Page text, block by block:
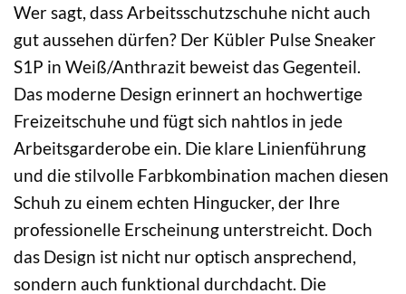
Wer sagt, dass Arbeitsschutzschuhe nicht auch
gut aussehen dürfen? Der Kübler Pulse Sneaker
S1P in Weiß/Anthrazit beweist das Gegenteil.
Das moderne Design erinnert an hochwertige
Freizeitschuhe und fügt sich nahtlos in jede
Arbeitsgarderobe ein. Die klare Linienführung
und die stilvolle Farbkombination machen diesen
Schuh zu einem echten Hingucker, der Ihre
professionelle Erscheinung unterstreicht. Doch
das Design ist nicht nur optisch ansprechend,
sondern auch funktional durchdacht. Die